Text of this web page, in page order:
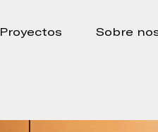
Proyectos Sobre